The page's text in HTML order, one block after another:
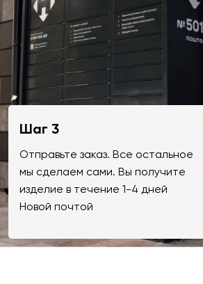
Шаг 3
Отправьте заказ. Все остальное
мы сделаем сами. Вы получите
изделие в течение 1-4 дней
Новой почтой